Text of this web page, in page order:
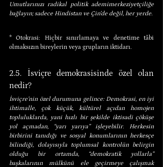
Umutlarınızı radikal politik ademimerkeziyetçiliğe
bağlayın; sadece Hindistan ve Çin’de değil, her yerde.
* Otokrasi: Hiçbir sınırlamaya ve denetime tâbi
olmaksızın bireylerin veya grupların iktidarı.
2.5. İsviçre demokrasisinde özel olan
nedir?
İsviçre’nin özel durumuna gelince: Demokrasi, en iyi
ihtimalle, çok küçük, kültürel açıdan homojen
topluluklarda, yani hızlı bir şekilde iktisadi çöküşe
yol açmadan, “yarı yarıya” işleyebilir. Herkesin
birbirini tanıdığı ve sosyal konumlarının herkesçe
bilindiği, dolayısıyla toplumsal kontrolün belirgin
olduğu bir ortamda, “demokratik yollarla”
başkalarının mülkünü ele geçirmeye çalışmak